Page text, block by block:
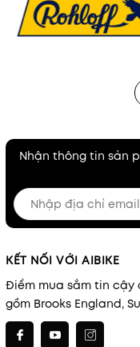
Nhận thông tin sản
KẾT NỐI VỚI AIBIKE
Điểm mua sắm tin cậy
gồm Brooks England,